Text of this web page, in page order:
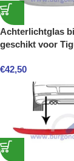
Achterlichtglas
geschikt voor
€42,50